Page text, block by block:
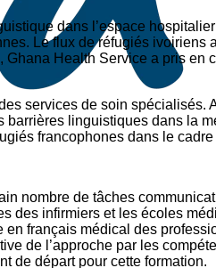
dans l’espace
Le flux de réfugiés
Health Service a pris
services de soin
linguistiques dans la
francophones dans le
nombre de tâches
infirmiers et les écoles
français médical des
de l’approche par les
de départ pour cette formation.